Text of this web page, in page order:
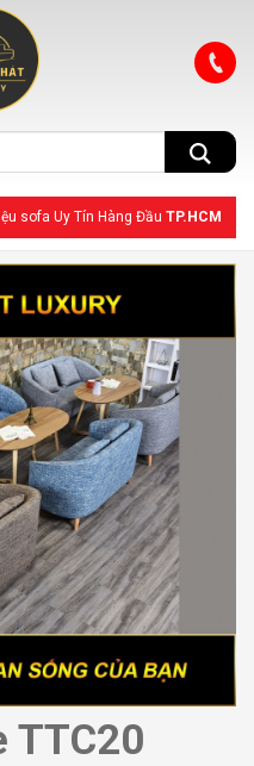
sofa Uy Tín Hàng Đầu TP.HCM
TTC20